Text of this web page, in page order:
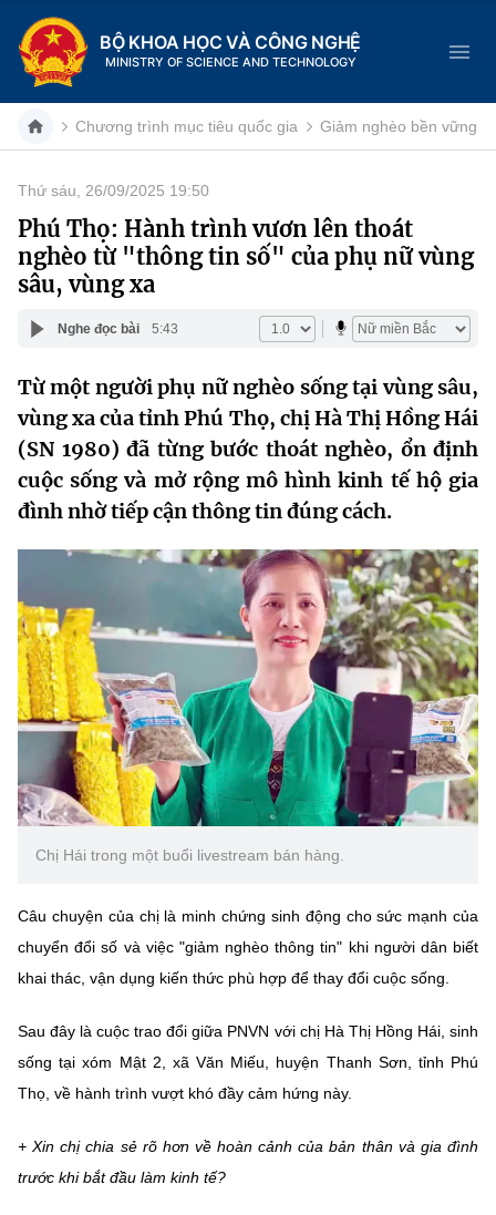
BỘ KHOA HỌC VÀ CÔNG NGHỆ
MINISTRY OF SCIENCE AND TECHNOLOGY
Danh mục
Trang chủ
Cơ cấu tổ chức
Lịch sử phát triển
Sở Khoa học và Công nghệ
Khoa học và Công nghệ
Đổi mới sáng tạo
Chuyển đổi số
Sở hữu trí tuệ
Tiêu chuẩn, đo lường, chất lượng
Năng lượng nguyên tử
Tin tổng hợp
Tin địa phương
Dịch vụ công
Hệ thống văn bản
Văn bản QPPL
Văn bản chỉ đạo điều hành
Lấy ý kiến người dân về dự thảo VBQPPL
MST IOFFICE
Khoa học và Công nghệ
Đổi mới sáng tạo
Chuyển đổi số
Bưu chính, Viễn thông
Năng lượng nguyên tử
Multimedia
THƯ ĐIỆN TỬ
Khác
Videos
Infographic
Ảnh
Voice
Nhiệm vụ trọng tâm
MINISTRY OF SCIENCE AND TECHNOLOGY
Chương trình mục tiêu quốc gia Giảm nghèo bền vững
Thứ sáu, 26/09/2025 19:50
Phú Thọ: Hành trình vươn lên thoát
nghèo từ "thông tin số" của phụ nữ vùng
sâu, vùng xa
Nghe đọc bài 5:43
Từ một người phụ nữ nghèo sống tại vùng sâu,
vùng xa của tỉnh Phú Thọ, chị Hà Thị Hồng Hái
(SN 1980) đã từng bước thoát nghèo, ổn định
cuộc sống và mở rộng mô hình kinh tế hộ gia
đình nhờ tiếp cận thông tin đúng cách.
Chị Hái trong một buổi livestream bán hàng.
Câu chuyện của chị là minh chứng sinh động cho sức mạnh của
chuyển đổi số và việc "giảm nghèo thông tin" khi người dân biết
khai thác, vận dụng kiến thức phù hợp để thay đổi cuộc sống.
Sau đây là cuộc trao đổi giữa PNVN với chị Hà Thị Hồng Hái, sinh
sống tại xóm Mật 2, xã Văn Miếu, huyện Thanh Sơn, tỉnh Phú
Thọ, về hành trình vượt khó đầy cảm hứng này.
+ Xin chị chia sẻ rõ hơn về hoàn cảnh của bản thân và gia đình
trước khi bắt đầu làm kinh tế?